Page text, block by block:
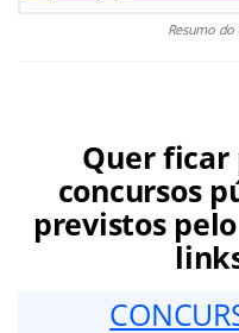
Resumo do
Quer ficar
concursos
previstos